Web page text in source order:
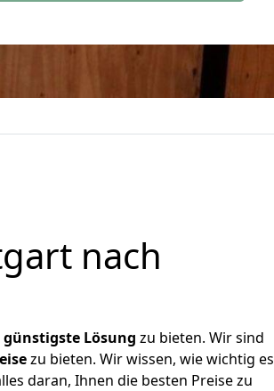
nach
günstigste Lösung zu bieten. Wir sind
zu bieten. Wir wissen, wie wichtig es
daran, Ihnen die besten Preise zu